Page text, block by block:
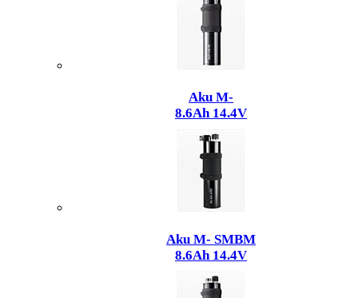
Aku M-
8.6Ah 14.4V
Aku M- SMBM
8.6Ah 14.4V